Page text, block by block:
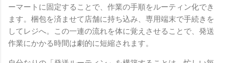
ーマートに固定することで、作業の手順をルーティン化でき
ます。梱包を済ませて店舗に持ち込み、専用端末で手続きを
してレジへ。この一連の流れを体に覚えさせることで、発送
作業にかかる時間は劇的に短縮されます。